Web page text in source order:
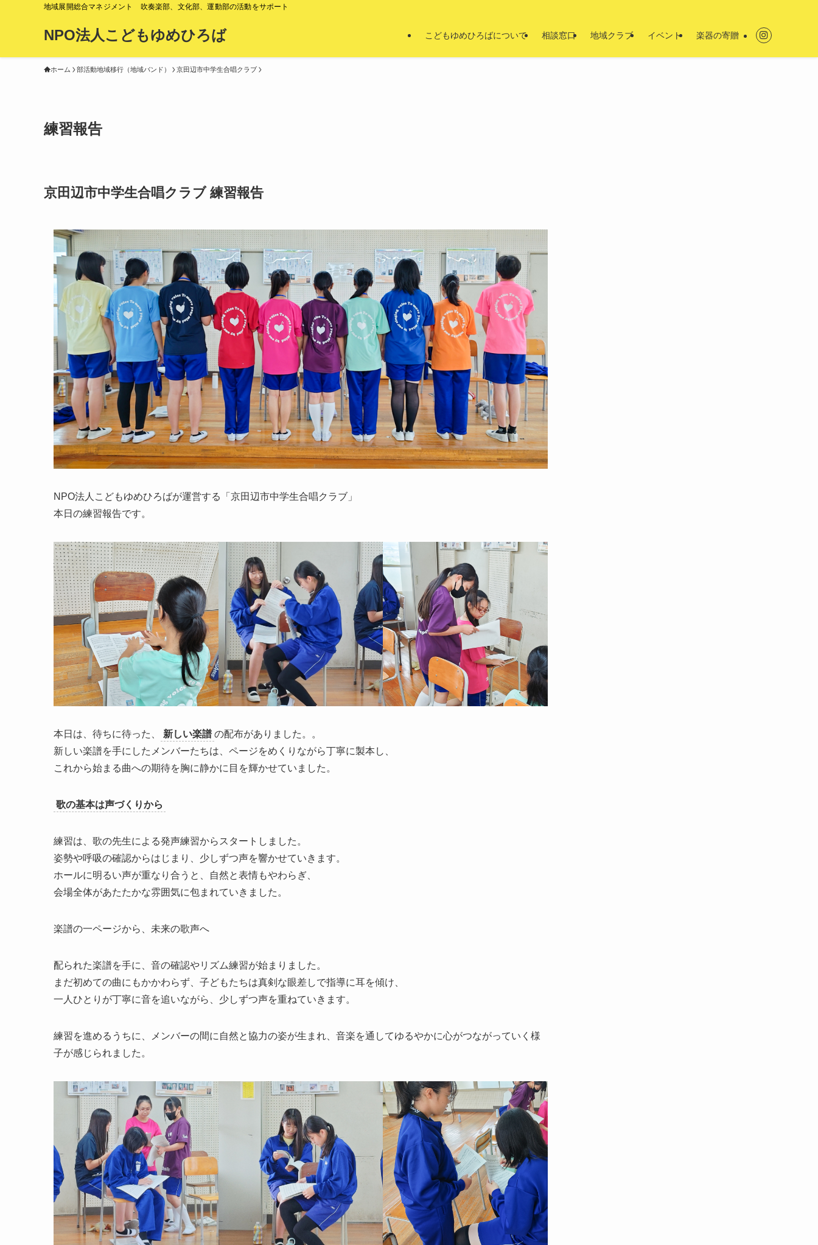
地域展開総合マネジメント 吹奏楽部、文化部、運動部の活動をサポート
NPO法人こどもゆめひろば こどもゆめひろばについて 相談窓口 地域クラブ イベント 楽器の寄贈
ホーム 部活動地域移行（地域バンド） 京田辺市中学生合唱クラブ
練習報告
京田辺市中学生合唱クラブ 練習報告
NPO法人こどもゆめひろばが運営する「京田辺市中学生合唱クラブ」
本日の練習報告です。
本日は、待ちに待った、 新しい楽譜 の配布がありました。。
新しい楽譜を手にしたメンバーたちは、ページをめくりながら丁寧に製本し、
これから始まる曲への期待を胸に静かに目を輝かせていました。
歌の基本は声づくりから
練習は、歌の先生による発声練習からスタートしました。
姿勢や呼吸の確認からはじまり、少しずつ声を響かせていきます。
ホールに明るい声が重なり合うと、自然と表情もやわらぎ、
会場全体があたたかな雰囲気に包まれていきました。
楽譜の一ページから、未来の歌声へ
配られた楽譜を手に、音の確認やリズム練習が始まりました。
まだ初めての曲にもかかわらず、子どもたちは真剣な眼差しで指導に耳を傾け、
一人ひとりが丁寧に音を追いながら、少しずつ声を重ねていきます。
練習を進めるうちに、メンバーの間に自然と協力の姿が生まれ、音楽を通してゆるやかに心がつながっていく様
子が感じられました。